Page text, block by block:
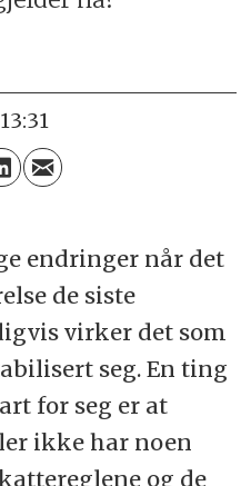
endringer når det
de siste
virker det som
seg. En ting
for seg er at
ikke har noen
og de